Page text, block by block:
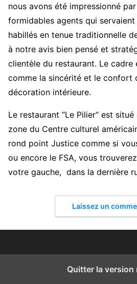
nous avons été impressionné
formidables agents qui
habillés en tenue traditionnelle
à notre avis bien pensé et
clientèle du restaurant. Le cadre
comme la sincérité et le confort
décoration intérieure.
Le restaurant “Le Pilier“ est
zone du Centre culturel
rond point Justice comme si
ou encore le FSA, vous
votre gauche, dans la dernière
Laissez un
Quitter la version